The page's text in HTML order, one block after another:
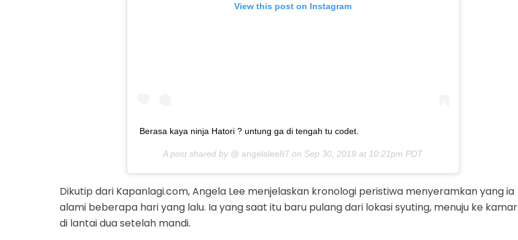
View this post on Instagram
Berasa kaya ninja Hatori ? untung ga di tengah tu codet.
A post shared by @ angelalee87 on Sep 30, 2019 at 10:21pm PDT
Dikutip dari Kapanlagi.com, Angela Lee menjelaskan kronologi peristiwa menyeramkan yang ia
alami beberapa hari yang lalu. Ia yang saat itu baru pulang dari lokasi syuting, menuju ke kamar
di lantai dua setelah mandi.